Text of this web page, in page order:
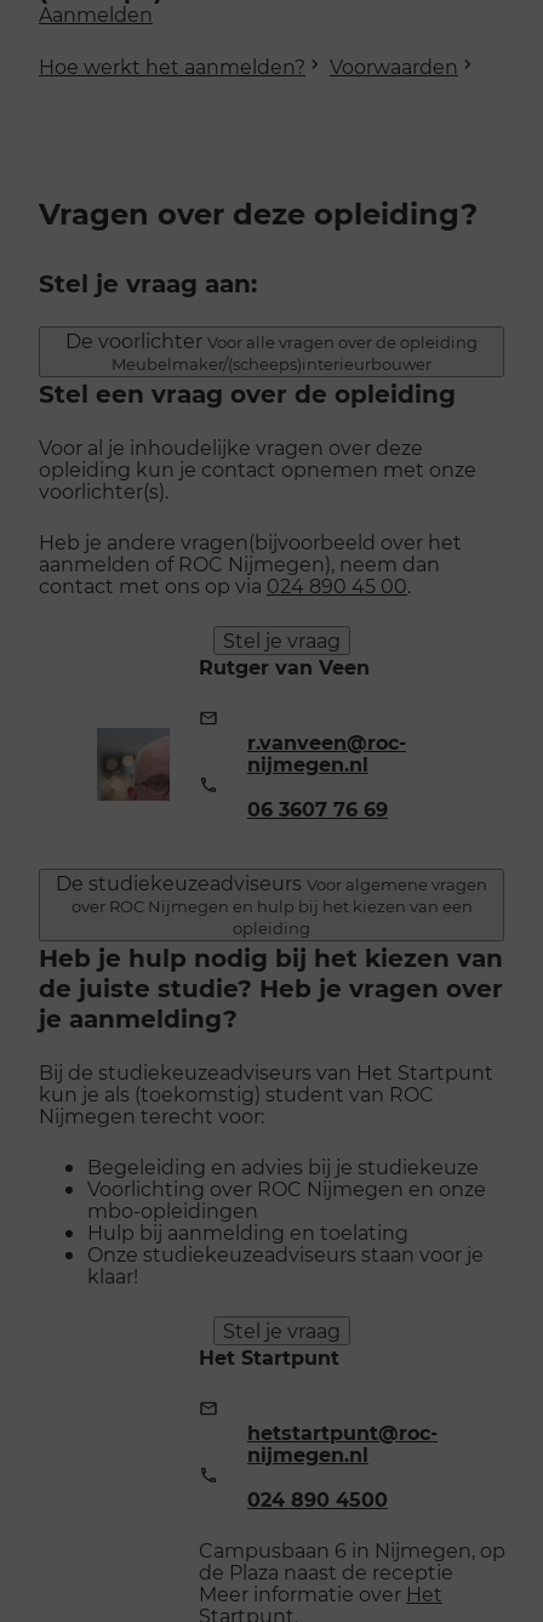
Aanmelden
Hoe werkt het aanmelden? Voorwaarden
Vragen over deze opleiding?
Stel je vraag aan:
De voorlichter Voor alle vragen over de opleiding
Meubelmaker/(scheeps)interieurbouwer
Stel een vraag over de opleiding
Voor al je inhoudelijke vragen over deze
opleiding kun je contact opnemen met onze
voorlichter(s).
Heb je andere vragen(bijvoorbeeld over het
aanmelden of ROC Nijmegen), neem dan
contact met ons op via 024 890 45 00.
Stel je vraag
Rutger van Veen
mailadres:
r.vanveen@roc-
nijmegen.nl
Telefoonnummer:
06 3607 76 69
De studiekeuzeadviseurs Voor algemene vragen
over ROC Nijmegen en hulp bij het kiezen van een
opleiding
Heb je hulp nodig bij het kiezen van
de juiste studie? Heb je vragen over
je aanmelding?
Bij de studiekeuzeadviseurs van Het Startpunt
kun je als (toekomstig) student van ROC
Nijmegen terecht voor:
Begeleiding en advies bij je studiekeuze
Voorlichting over ROC Nijmegen en onze
mbo-opleidingen
Hulp bij aanmelding en toelating
Onze studiekeuzeadviseurs staan voor je
klaar!
Stel je vraag
Het Startpunt
mailadres:
hetstartpunt@roc-
nijmegen.nl
Telefoonnummer:
024 890 4500
Campusbaan 6 in Nijmegen, op
de Plaza naast de receptie
Meer informatie over Het
Startpunt.